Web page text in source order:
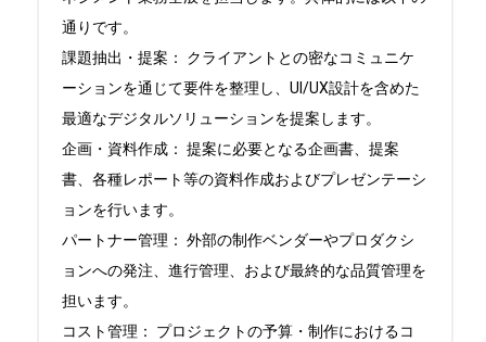
通りです。
課題抽出・提案： クライアントとの密なコミュニケ
ーションを通じて要件を整理し、UI/UX設計を含めた
最適なデジタルソリューションを提案します。
企画・資料作成： 提案に必要となる企画書、提案
書、各種レポート等の資料作成およびプレゼンテーシ
ョンを行います。
パートナー管理： 外部の制作ベンダーやプロダクシ
ョンへの発注、進行管理、および最終的な品質管理を
担います。
コスト管理： プロジェクトの予算・制作におけるコ